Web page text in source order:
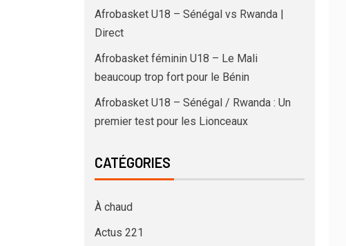
Afrobasket U18 – Sénégal vs Rwanda |
Direct
Afrobasket féminin U18 – Le Mali
beaucoup trop fort pour le Bénin
Afrobasket U18 – Sénégal / Rwanda : Un
premier test pour les Lionceaux
CATÉGORIES
À chaud
Actus 221